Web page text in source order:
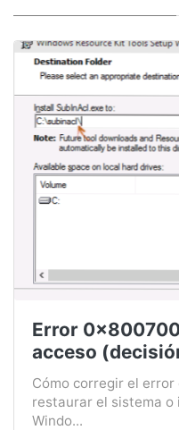
Error
acceso
Cómo corregir el
restaurar el sistema
Windo...